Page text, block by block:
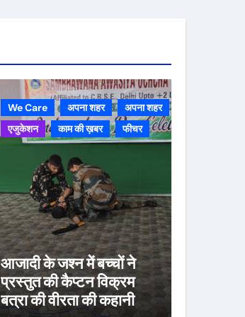
We Care अपना शहर
अपना शहर
एजुकेशन
काम की ख़बर फीचर
आजादी के जश्न में बच्चों ने
प्रस्तुत की कैप्टन विक्रम
बत्रा की वीरता की कहानी